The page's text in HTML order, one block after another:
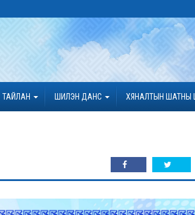
ТАЙЛАН ШИЛЭН ДАНС ХЯНАЛТЫН ШАТНЫ